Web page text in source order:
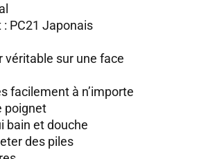
PC21 Japonais
véritable sur une face
facilement à n’importe
poignet
bain et douche
des piles